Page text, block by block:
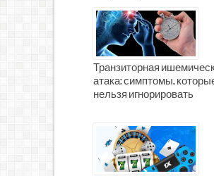
Транзиторная
атака: симптомы,
нельзя игнорировать